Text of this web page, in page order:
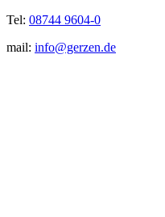
Tel: 08744 9604-0
mail: info@gerzen.de